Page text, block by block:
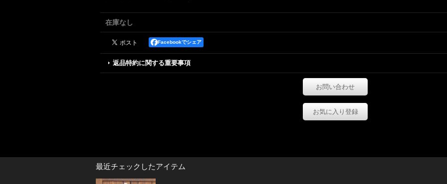
在庫なし
Facebookでシェア
返品特約に関する重要事項
お問い合わせ
お気に入り登録
最近チェックしたアイテム